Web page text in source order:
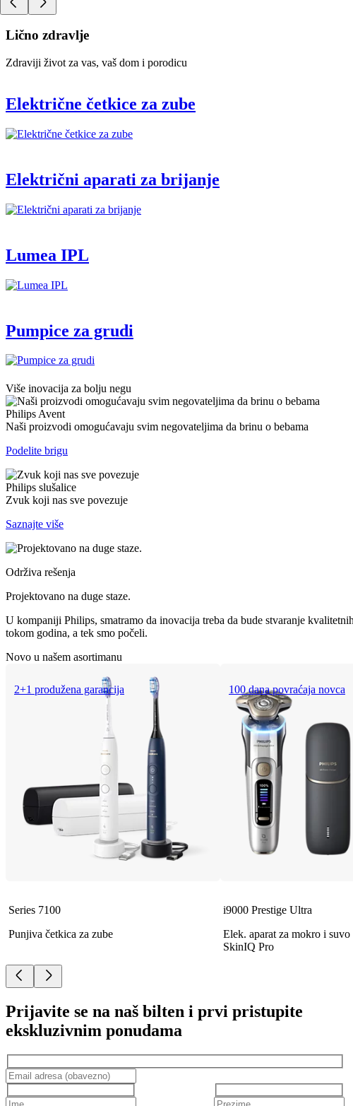
Lično zdravlje
Zdraviji život za vas, vaš dom i porodicu
Električne četkice za zube
Električni aparati za brijanje
Lumea IPL
Pumpice za grudi
Više inovacija za bolju negu
Philips Avent
Naši proizvodi omogućavaju svim negovateljima da brinu o bebama
Podelite brigu
Philips slušalice
Zvuk koji nas sve povezuje
Saznajte više
Održiva rešenja
Projektovano na duge staze.
U kompaniji Philips, smatramo da inovacija treba da bude stvaranje
tokom godina, a tek smo počeli.
Novo u našem asortimanu
2+1 produžena garancija
Series 7100
Punjiva četkica za zube
100 dana povraćaja novca
i9000 Prestige Ultra
Elek. aparat za mokro i
SkinIQ Pro
Prijavite se na naš bilten i prvi pristupite
ekskluzivnim ponudama